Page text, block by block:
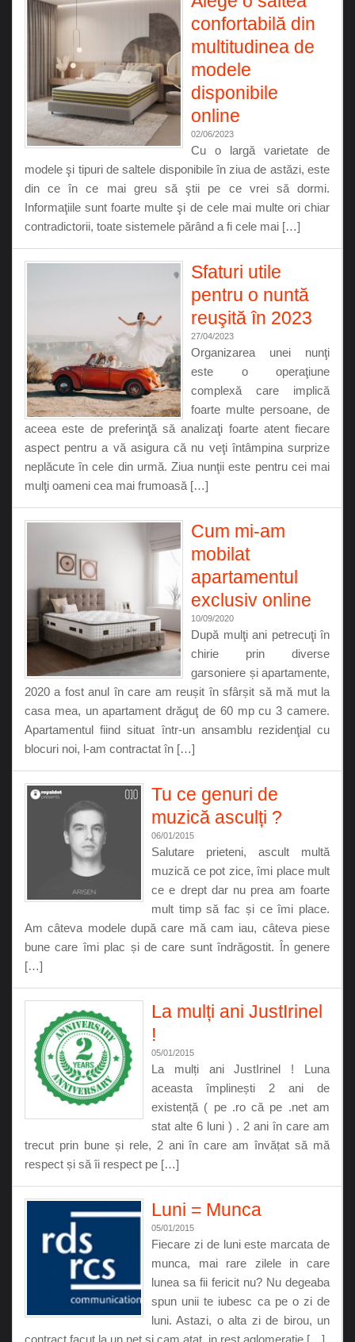
confortabilă din
multitudinea de
modele
disponibile
online
02/06/2023
Cu o largă varietate de
modele şi tipuri de saltele disponibile în ziua de astăzi, este
din ce în ce mai greu să ştii pe ce vrei să dormi.
Informaţiile sunt foarte multe şi de cele mai multe ori chiar
contradictorii, toate sistemele părând a fi cele mai […]
Sfaturi utile
pentru o nuntă
reuşită în 2023
27/04/2023
Organizarea unei nunţi
este o operaţiune
complexă care implică
foarte multe persoane, de
aceea este de preferinţă să analizaţi foarte atent fiecare
aspect pentru a vă asigura că nu veţi întâmpina surprize
neplăcute în cele din urmă. Ziua nunţii este pentru cei mai
mulţi oameni cea mai frumoasă […]
Cum mi-am
mobilat
apartamentul
exclusiv online
10/09/2020
După mulţi ani petrecuţi în
chirie prin diverse
garsoniere și apartamente,
2020 a fost anul în care am reușit în sfârșit să mă mut la
casa mea, un apartament drăguţ de 60 mp cu 3 camere.
Apartamentul fiind situat într-un ansamblu rezidenţial cu
blocuri noi, l-am contractat în […]
Tu ce genuri de
muzică asculți ?
06/01/2015
Salutare prieteni, ascult multă
muzică ce pot zice, îmi place mult
ce e drept dar nu prea am foarte
mult timp să fac și ce îmi place.
Am câteva modele după care mă cam iau, câteva piese
bune care îmi plac și de care sunt îndrăgostit. În genere
[…]
La mulți ani JustIrinel
!
05/01/2015
La mulți ani JustIrinel ! Luna
aceasta împlinești 2 ani de
existență ( pe .ro că pe .net am
stat alte 6 luni ) . 2 ani în care am
trecut prin bune și rele, 2 ani în care am învățat să mă
respect și să îi respect pe […]
Luni = Munca
05/01/2015
Fiecare zi de luni este marcata de
munca, mai rare zilele in care
lunea sa fii fericit nu? Nu degeaba
spun unii te iubesc ca pe o zi de
luni. Astazi, o alta zi de birou, un
contract facut la un net si cam atat, in rest aglomeratie […]